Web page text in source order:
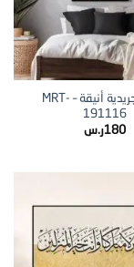
لوحة تجريدية أنيقة – MRT-
191116
180ر.س